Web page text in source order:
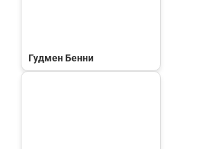
Гудмен Бенни